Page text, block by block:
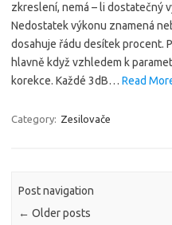
zkreslení, nemá – li dostatečný
Nedostatek výkonu znamená
dosahuje řádu desítek procent.
hlavně když vzhledem k
korekce. Každé 3dB… Read
Category: Zesilovače
Post navigation
← Older posts